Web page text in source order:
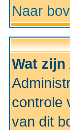
Naar
Wat
controle
van dit